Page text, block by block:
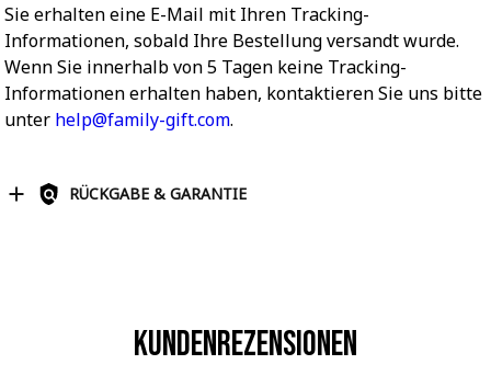
Sie erhalten eine E-Mail mit Ihren Tracking-
Informationen, sobald Ihre Bestellung versandt wurde.
Wenn Sie innerhalb von 5 Tagen keine Tracking-
Informationen erhalten haben, kontaktieren Sie uns bitte
unter help@family-gift.com.
RÜCKGABE & GARANTIE
Kundenrezensionen